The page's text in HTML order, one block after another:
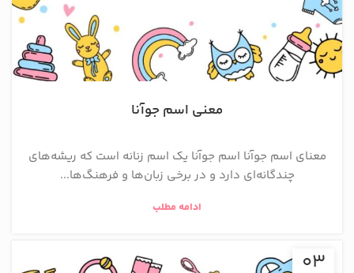
معنی اسم جوآنا
معنای اسم جوآنا اسم جوآنا یک اسم زنانه است که ریشه‌های
چندگانه‌ای دارد و در برخی زبان‌ها و فرهنگ‌ها...
ادامه مطلب
03